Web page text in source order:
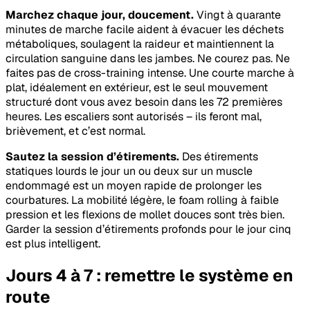
Marchez chaque jour, doucement.Vingt à quarante
minutes de marche facile aident à évacuer les déchets
métaboliques, soulagent la raideur et maintiennent la
circulation sanguine dans les jambes. Ne courez pas. Ne
faites pas de cross-training intense. Une courte marche à
plat, idéalement en extérieur, est le seul mouvement
structuré dont vous avez besoin dans les 72 premières
heures. Les escaliers sont autorisés – ils feront mal,
brièvement, et c’est normal.
Sautez la session d’étirements. Des étirements
statiques lourds le jour un ou deux sur un muscle
endommagé est un moyen rapide de prolonger les
courbatures. La mobilité légère, le foam rolling à faible
pression et les flexions de mollet douces sont très bien.
Garder la session d’étirements profonds pour le jour cinq
est plus intelligent.
Jours 4 à 7 : remettre le système en
route